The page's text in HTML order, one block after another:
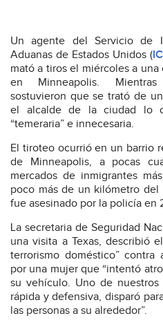
Un agente del Servicio de
Aduanas de Estados Unidos (
mató a tiros el miércoles a
en Minneapolis.
sostuvieron que se trató de
el alcalde de la ciudad lo
“temeraria” e innecesaria.
El tiroteo ocurrió en un barrio
de Minneapolis, a pocas
mercados de inmigrantes
poco más de un kilómetro
fue asesinado por la policía en
La secretaria de Seguridad
una visita a Texas, describió
terrorismo doméstico”
por una mujer que “intentó
su vehículo. Uno de
rápida y defensiva, disparó
las personas a su alrededor”.